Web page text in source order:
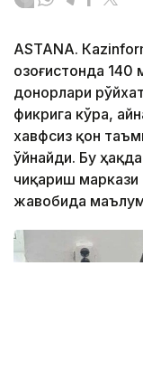
ASTANА.
Қозоғистонда
донорлари
фикрига кўра,
хавфсиз қон
ўйнайди. Бу
чиқариш маркази
жавобида